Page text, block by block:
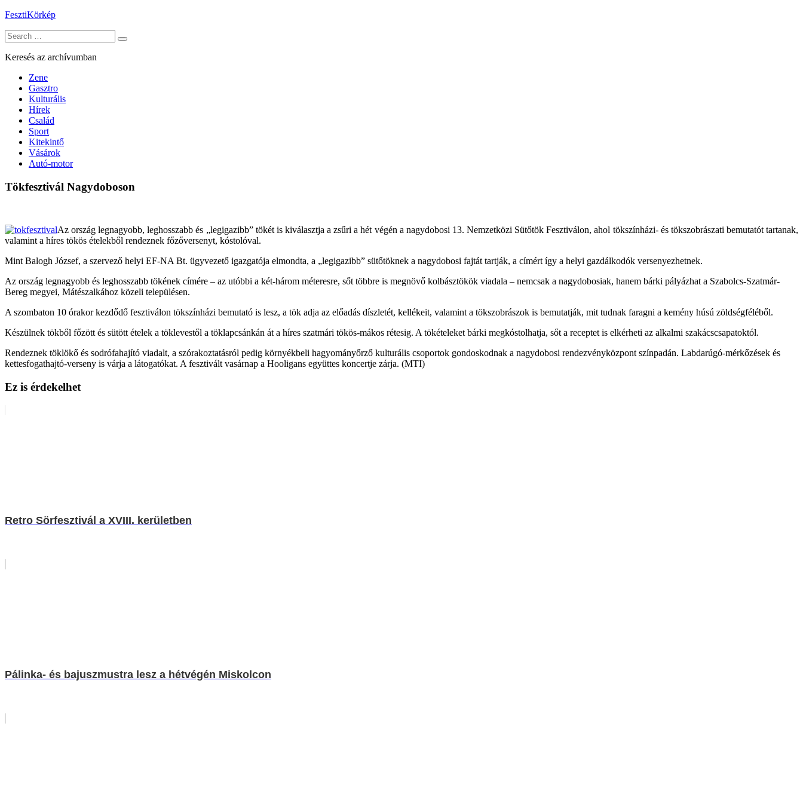
Skip
content
FesztiKörkép
Search
for:
Keresés az archívumban
Zene
Gasztro
Kulturális
Hírek
Család
Sport
Kitekintő
Vásárok
Autó-motor
Tökfesztivál Nagydoboson
Az ország legnagyobb, leghosszabb és „legigazibb” tökét is kiválasztja a zsűri a hét végén a nagydobosi 13. Nemzetközi Sütőtök Fesztiválon, ahol tökszínházi- és tökszobrászati bemutatót tartanak,
valamint a híres tökös ételekből rendeznek főzőversenyt, kóstolóval.
Mint Balogh József, a szervező helyi EF-NA Bt. ügyvezető igazgatója elmondta, a „legigazibb” sütőtöknek a nagydobosi fajtát tartják, a címért így a helyi gazdálkodók versenyezhetnek.
Az ország legnagyobb és leghosszabb tökének címére – az utóbbi a két-három méteresre, sőt többre is megnövő kolbásztökök viadala – nemcsak a nagydobosiak, hanem bárki pályázhat a Szabolcs-Szatmár-
Bereg megyei, Mátészalkához közeli településen.
A szombaton 10 órakor kezdődő fesztiválon tökszínházi bemutató is lesz, a tök adja az előadás díszletét, kellékeit, valamint a tökszobrászok is bemutatják, mit tudnak faragni a kemény húsú zöldségféléből.
Készülnek tökből főzött és sütött ételek a töklevestől a töklapcsánkán át a híres szatmári tökös-mákos rétesig. A tökételeket bárki megkóstolhatja, sőt a receptet is elkérheti az alkalmi szakácscsapatoktól.
Rendeznek töklökő és sodrófahajító viadalt, a szórakoztatásról pedig környékbeli hagyományőrző kulturális csoportok gondoskodnak a nagydobosi rendezvényközpont színpadán. Labdarúgó-mérkőzések és
kettesfogathajtó-verseny is várja a látogatókat. A fesztivált vasárnap a Hooligans együttes koncertje zárja. (MTI)
Ez is érdekelhet
Retro Sörfesztivál a XVIII. kerületben
Pálinka- és bajuszmustra lesz a hétvégén Miskolcon